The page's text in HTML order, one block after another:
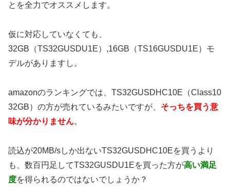
とを全力でオススメします。
仮に対応していなくても、
32GB（TS32GUSDU1E）,16GB（TS16GUSDU1E）モ
デルがありますし。
amazonのランキングでは、TS32GUSDHC10E（Class10
32GB）の方が売れているみたいですが、 そっちを買う意
味が分かりません。
読込が20MB/sしか出ないTS32GUSDHC10Eを買うより
も、数百円足してTS32GUSDU1Eを買った方が高い満足
度を得られるのではないでしょうか？